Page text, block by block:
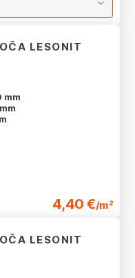
LESONIT
mm
4,40 €/m²
LESONIT